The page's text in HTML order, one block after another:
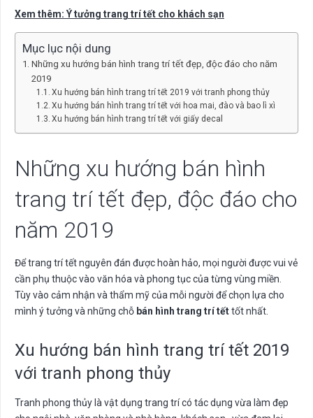
Xem thêm: Ý tưởng trang trí tết cho khách sạn
Mục lục nội dung
Những xu hướng bán hình trang trí tết đẹp, độc đáo cho năm
2019
Xu hướng bán hình trang trí tết 2019 với tranh phong thủy
Xu hướng bán hình trang trí tết với hoa mai, đào và bao lì xì
Xu hướng bán hình trang trí tết với giấy decal
Những xu hướng bán hình
trang trí tết đẹp, độc đáo cho
năm 2019
Để trang trí tết nguyên đán được hoàn hảo, mọi người được vui vẻ
cần phụ thuộc vào văn hóa và phong tục của từng vùng miền.
Tùy vào cảm nhận và thẩm mỹ của mỗi người để chọn lựa cho
mình ý tưởng và những chỗ bán hình trang trí tếttốt nhất.
Xu hướng bán hình trang trí tết 2019
với tranh phong thủy
Tranh phong thủy là vật dụng trang trí có tác dụng vừa làm đẹp